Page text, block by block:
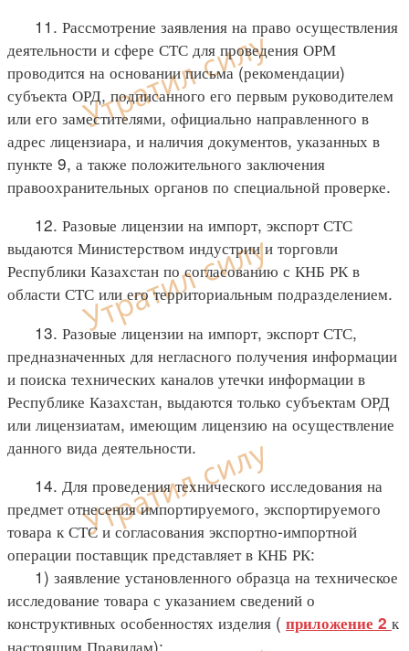
11. Рассмотрение заявления на право осуществления
деятельности и сфере СТС для проведения ОРМ
проводится на основании письма (рекомендации)
субъекта ОРД, подписанного его первым руководителем
или его заместителями, официально направленного в
адрес лицензиара, и наличия документов, указанных в
пункте 9, а также положительного заключения
правоохранительных органов по специальной проверке.
12. Разовые лицензии на импорт, экспорт СТС
выдаются Министерством индустрии и торговли
Республики Казахстан по согласованию с КНБ РК в
области СТС или его территориальным подразделением.
13. Разовые лицензии на импорт, экспорт СТС,
предназначенных для негласного получения информации
и поиска технических каналов утечки информации в
Республике Казахстан, выдаются только субъектам ОРД
или лицензиатам, имеющим лицензию на осуществление
данного вида деятельности.
14. Для проведения технического исследования на
предмет отнесения импортируемого, экспортируемого
товара к СТС и согласования экспортно-импортной
операции поставщик представляет в КНБ РК:
1) заявление установленного образца на техническое
исследование товара с указанием сведений о
конструктивных особенностях изделия ( приложение 2 к
настоящим Правилам);